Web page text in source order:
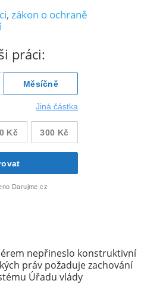
, zákon o ochraně
práci:
nepřineslo konstruktivní
práv požaduje zachování
Úřadu vlády